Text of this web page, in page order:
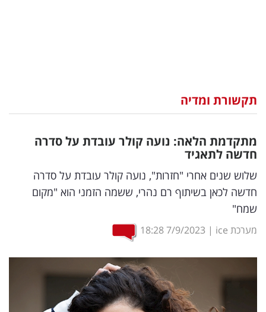
וצרכנות
דיגיטל
וטק
שיווק
ופרסום
מדדים
תקשורת ומדיה
מתקדמת הלאה: נועה קולר עובדת על סדרה
חדשה לתאגיד
שלוש שנים אחרי "חזרות", נועה קולר עובדת על סדרה
חדשה לכאן בשיתוף רם נהרי, ששמה הזמני הוא "מקום
שמח"
מערכת ice |
7/9/2023
18:28